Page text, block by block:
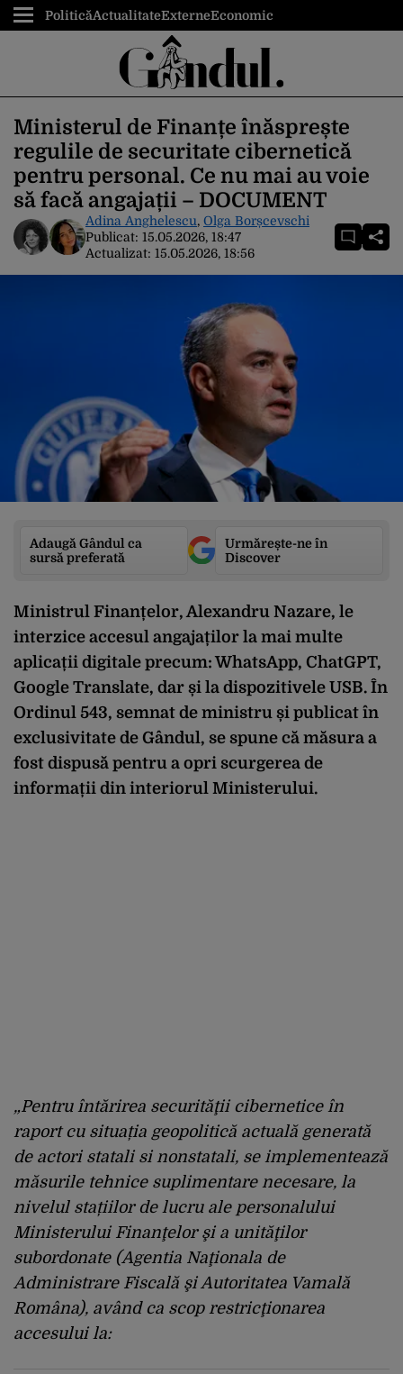
PoliticăActualitateExterneEconomic
Ministerul de Finanțe înăsprește
regulile de securitate cibernetică
pentru personal. Ce nu mai au voie
să facă angajații – DOCUMENT
Adina Anghelescu, Olga Borșcevschi
Publicat: 15.05.2026, 18:47
Actualizat: 15.05.2026, 18:56
Adaugă Gândul ca
sursă preferată
Urmărește-ne în
Discover
Ministrul Finanțelor, Alexandru Nazare, le
interzice accesul angajaților la mai multe
aplicații digitale precum: WhatsApp, ChatGPT,
Google Translate, dar și la dispozitivele USB. În
Ordinul 543, semnat de ministru și publicat în
exclusivitate de Gândul, se spune că măsura a
fost dispusă pentru a opri scurgerea de
informații din interiorul Ministerului.
„Pentru întărirea securităţii cibernetice în
raport cu situația geopolitică actuală generată
de actori statali si nonstatali, se implementează
măsurile tehnice suplimentare necesare, la
nivelul stațiilor de lucru ale personalului
Ministerului Finanţelor şi a unităţilor
subordonate (Agentia Naţionala de
Administrare Fiscală şi Autoritatea Vamală
Româna), având ca scop restricţionarea
accesului la: